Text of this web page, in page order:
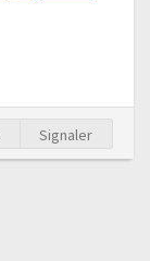
Signaler